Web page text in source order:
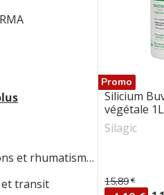
et diabète Troubles
et rhumatismes
transit
Ongles
Promo
Silicium
végétale 1L
Silagic
Prix de base
15,89 €